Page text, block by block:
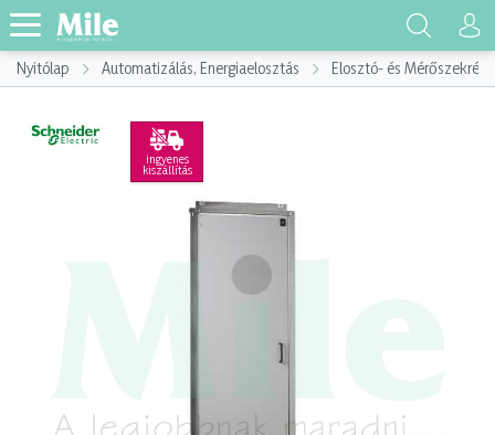
Nyitólap Automatizálás, Energiaelosztás Elosztó- és Mérőszekrény
ingyenes
kiszállítás